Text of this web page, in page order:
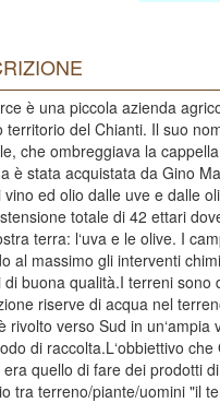
è una piccola azienda
territorio del Chianti. Il suo
che ombreggiava la
è stata acquistata da Gino
vino ed olio dalle uve e dalle
totale di 42 ettari
terra: l‘uva e le olive. I
al massimo gli interventi
di buona qualità.I terreni sono
riserve di acqua nel
rivolto verso Sud in
di raccolta.L‘obbiettivo
quello di fare dei prodotti
tra terreno/piante/uomini "il